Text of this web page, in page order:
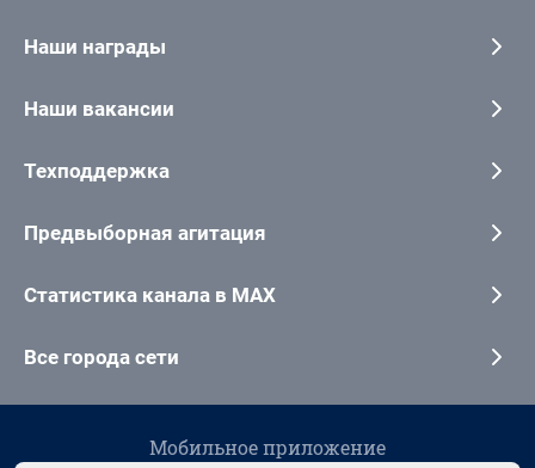
Наши награды
Наши вакансии
Техподдержка
Предвыборная агитация
Статистика канала в MAX
Все города сети
Мобильное приложение